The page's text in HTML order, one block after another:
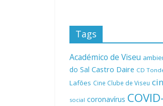
Tags
Académico de Viseu
do Sal Castro Daire CD
Lafões Cine Clube de Viseu
social coronavírus